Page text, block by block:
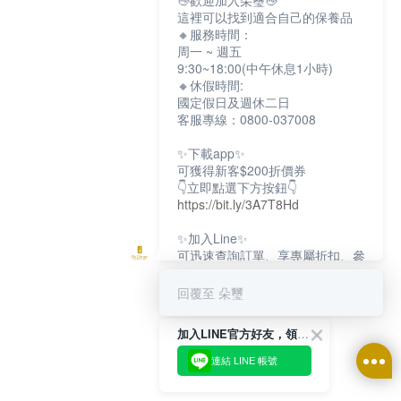
加入LINE官方好友，領取$200折價券
連結 LINE 帳號
這裡可以找到適合自己的保養品
🔸服務時間：
周一 ~ 週五
9:30~18:00(中午休息1小時)
🔸休假時間:
國定假日及週休二日
客服專線：0800-037008
✨下載app✨
可獲得新客$200折價券
👇立即點選下方按鈕👇
https://bit.ly/3A7T8Hd
✨加入Line✨
可迅速查詢訂單、享專屬折扣、參
👇立即點選下方按鈕👇
✨追蹤IG✨
👇立即點選下方按鈕👇
https://bit.ly/3w8zJm1
回覆至 朵璽